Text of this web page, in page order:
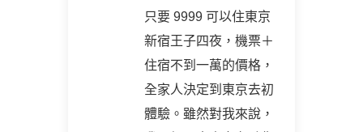
只要 9999 可以住東京
新宿王子四夜，機票＋
住宿不到一萬的價格，
全家人決定到東京去初
體驗。雖然對我來說，